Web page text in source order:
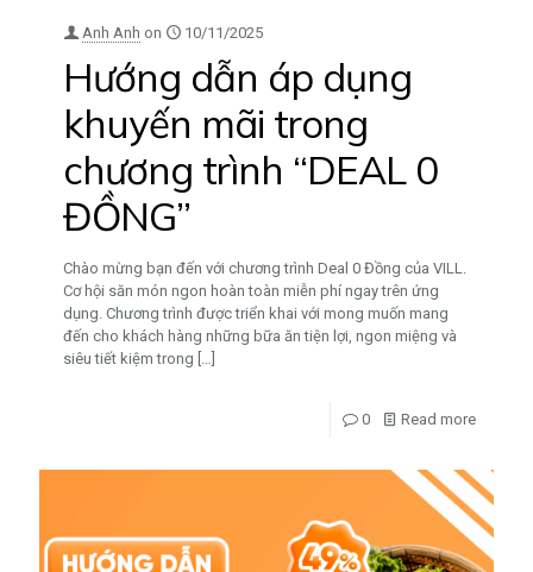
Anh Anh on 10/11/2025
Hướng dẫn áp dụng
khuyến mãi trong
chương trình “DEAL 0
ĐỒNG”
Chào mừng bạn đến với chương trình Deal 0 Đồng của VILL.
Cơ hội săn món ngon hoàn toàn miễn phí ngay trên ứng
dụng. Chương trình được triển khai với mong muốn mang
đến cho khách hàng những bữa ăn tiện lợi, ngon miệng và
siêu tiết kiệm trong […]
0 Read more